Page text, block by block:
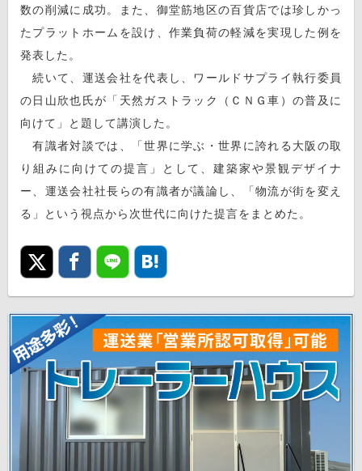
数の削減に成功。また、御堂筋地区の百貨店では珍しかっ
たプラットホームを設け、作業負荷の軽減を実現した例を
発表した。
続いて、運送会社を代表し、ワールドサプライ執行委員
の日山欣也氏が「天然ガストラック（ＣＮＧ車）の普及に
向けて」と題して講演した。
有識者対談では、「世界に学ぶ・世界に誇れる大阪の取
り組みに向けての提言」として、建築家や景観デザイナ
ー、運送会社社長らの有識者が議論し、「物流が街を変え
る」という視点から次世代に向けた提言をまとめた。